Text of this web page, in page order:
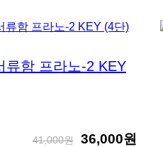
류함 프라노-2 KEY
41,000원 36,000원